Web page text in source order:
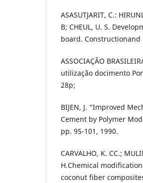
ASASUTJARIT, C.:
B; CHEUL, U. S.
board. Constructionand
ASSOCIAÇÃO
utilização docimento
28p;
BIJEN, J. “Improved
Cement by Polymer
pp. 95-101, 1990.
CARVALHO, K. CC.;
H.Chemical
coconut fiber